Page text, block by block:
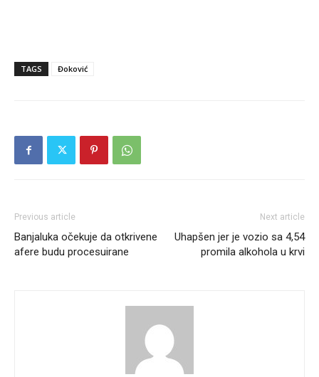
TAGS Đoković
Previous article
Banjaluka očekuje da otkrivene
afere budu procesuirane
Next article
Uhapšen jer je vozio sa 4,54
promila alkohola u krvi